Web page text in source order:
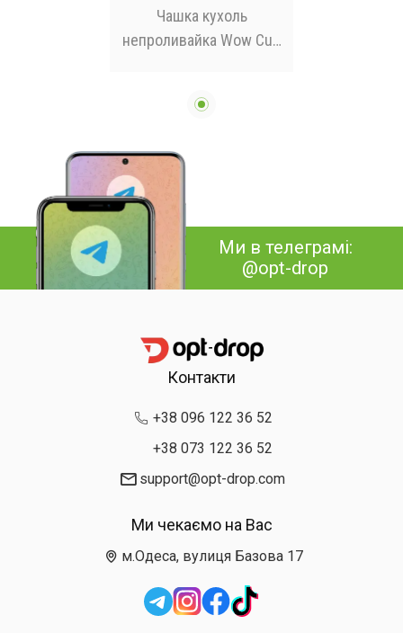
Чашка кухоль
непроливайка Wow Cup
Ми в телеграмі:
@opt-drop
Контакти
+38 096 122 36 52
+38 073 122 36 52
support@opt-drop.com
Ми чекаємо на Вас
м.Одеса, вулиця Базова 17